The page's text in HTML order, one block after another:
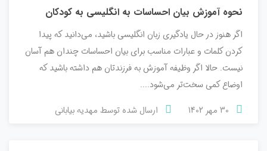
نحوه آموزش بیان احساسات به انگلیسی به کودکان
اگر هنوز در حال یادگیری زبان انگلیسی باشید، می‌دانید که پیدا
کردن کلمات و عبارات مناسب برای بیان احساسات چندان هم آسان
نیست. حالا اگر وظیفه آموزش به فرزندتان هم داشته باشید که
اوضاع کمی سخت‌تر می‌شود....
ارسال شده توسط مهدیه بیابانی